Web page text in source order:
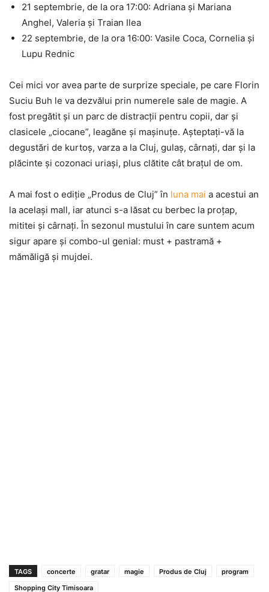
21 septembrie, de la ora 17:00: Adriana şi Mariana
Anghel, Valeria şi Traian Ilea
22 septembrie, de la ora 16:00: Vasile Coca, Cornelia şi
Lupu Rednic
Cei mici vor avea parte de surprize speciale, pe care Florin
Suciu Buh le va dezvălui prin numerele sale de magie. A
fost pregătit şi un parc de distracţii pentru copii, dar şi
clasicele „ciocane”, leagăne şi maşinuţe. Aşteptaţi-vă la
degustări de kurtoş, varza a la Cluj, gulaş, cârnaţi, dar şi la
plăcinte şi cozonaci uriaşi, plus clătite cât braţul de om.
A mai fost o ediţie „Produs de Cluj” în luna mai a acestui an
la acelaşi mall, iar atunci s-a lăsat cu berbec la proţap,
mititei şi cârnaţi. În sezonul mustului în care suntem acum
sigur apare şi combo-ul genial: must + pastramă +
mămăligă şi mujdei.
TAGS concerte gratar magie Produs de Cluj
program
Shopping City Timisoara